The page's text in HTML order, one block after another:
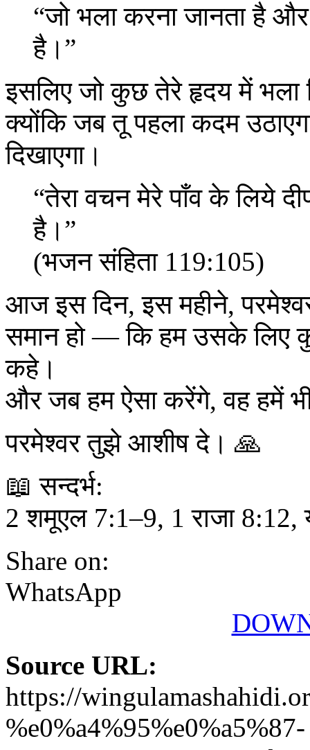
“जो भला करना जानता है
है।”
इसलिए जो कुछ तेरे हृदय में
क्योंकि जब तू पहला कदम
दिखाएगा।
“तेरा वचन मेरे पाँव के लिये
है।”
(भजन संहिता 119:105)
आज इस दिन, इस महीने,
समान हो — कि हम उसके लिए
कहे।
और जब हम ऐसा करेंगे, वह हमें
परमेश्वर तुझे आशीष दे। 🙏
📖 सन्दर्भ:
2 शमूएल 7:1–9, 1 राजा
Share on:
WhatsApp
Source URL:
https://
%e0%a4%95%e0%a5%87-